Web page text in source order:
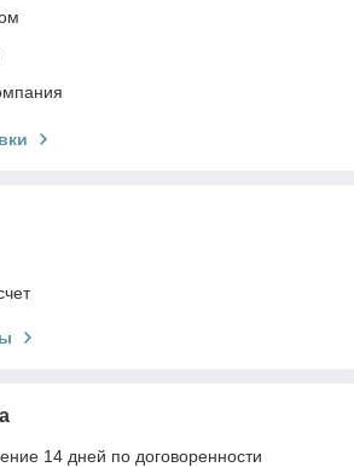
14 дней по договоренности